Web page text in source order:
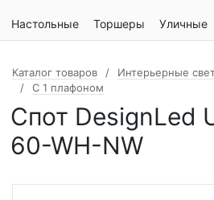
Настольные Торшеры Уличные
Каталог товаров Интерьерные
С 1 плафоном
Спот DesignLed
60-WH-NW